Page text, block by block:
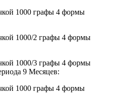
1000 графы 4 формы
1000/2 графы 4 формы
1000/3 графы 4 формы
9 Месяцев:
1000 графы 4 формы